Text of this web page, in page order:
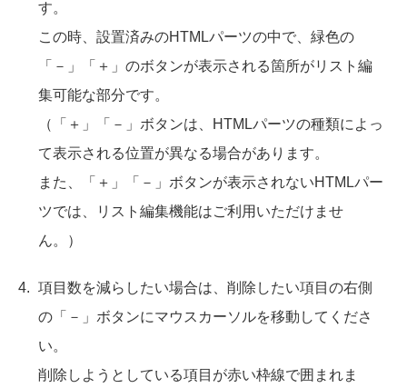
す。
この時、設置済みのHTMLパーツの中で、緑色の
「－」「＋」のボタンが表示される箇所がリスト編
集可能な部分です。
（「＋」「－」ボタンは、HTMLパーツの種類によっ
て表示される位置が異なる場合があります。
また、「＋」「－」ボタンが表示されないHTMLパー
ツでは、リスト編集機能はご利用いただけませ
ん。）
項目数を減らしたい場合は、削除したい項目の右側
の「－」ボタンにマウスカーソルを移動してくださ
い。
削除しようとしている項目が赤い枠線で囲まれま